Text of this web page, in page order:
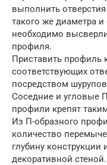
выполнить
такого же диаметра
необходимо
профиля.
Приставить профиль
соответствующих
посредством
Соседние и угловые
профили крепят
Из П-образного
количество
глубину
декоративной